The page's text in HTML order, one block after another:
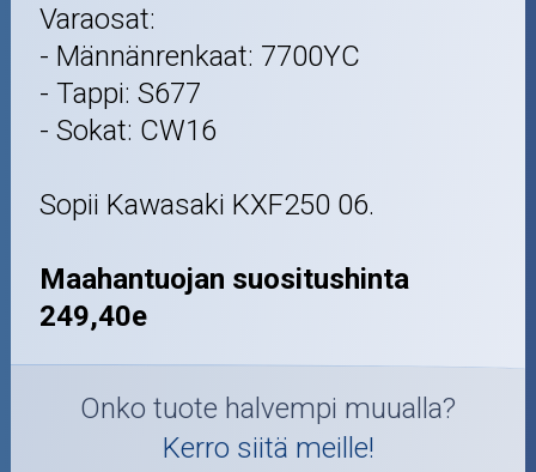
Varaosat:
- Männänrenkaat: 7700YC
- Tappi: S677
- Sokat: CW16
Sopii Kawasaki KXF250 06.
Maahantuojan suositushinta
249,40e
Onko tuote halvempi muualla?
Kerro siitä meille!